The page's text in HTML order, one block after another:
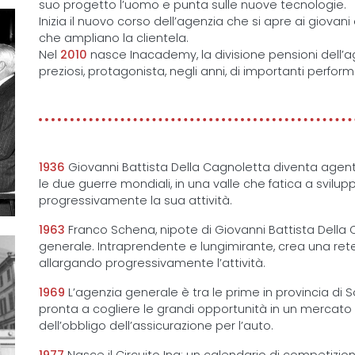
suo progetto l’uomo e punta sulle nuove tecnologie.
Inizia il nuovo corso dell’agenzia che si apre ai
che ampliano la clientela.
Nel 2010 nasce Inacademy, la divisione pensioni
preziosi, protagonista, negli anni, di importanti
1936 Giovanni Battista Della Cagnoletta diventa
le due guerre mondiali, in una valle che fatica a
progressivamente la sua attività.
1963 Franco Schena, nipote di Giovanni Battista
generale. Intraprendente e lungimirante, crea una
allargando progressivamente l’attività.
1969 L’agenzia generale è tra le prime in provincia di
pronta a cogliere le grandi opportunità in un
dell’obbligo dell’assicurazione per l’auto.